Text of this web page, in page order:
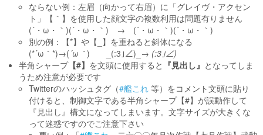
ならない例：左眉（向かって右眉）に「グレイヴ・アクセン
ト」【｀】を使用した顔文字の複数利用は問題有りません
(´・ω・｀)(´・ω・｀) → (´・ω・｀)(´・ω・｀)
別の例：【*】や【_】を重ねると斜体になる
(*´ω｀*)→( ´ω｀) _(:3｣∠)_→ (:3｣∠)
半角シャープ【#】 を文頭に使用すると 『見出し』 となってしま
うため注意が必要です
Twitterのハッシュタグ（#艦これ 等）をコメント文頭に貼り
付けると、制御文字である半角シャープ【#】が誤動作して
『見出し』構文になってしまいます。文字サイズが大きくな
って迷惑ですのでご注意下さい